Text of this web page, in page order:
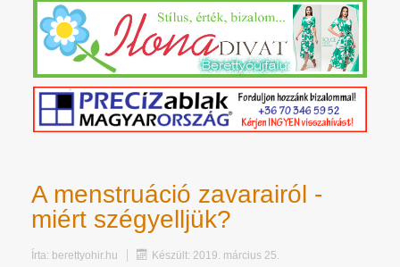
A menstruáció zavarairól -
miért szégyelljük?
Írta: berettyohir.hu Készült: 2019. március 25.